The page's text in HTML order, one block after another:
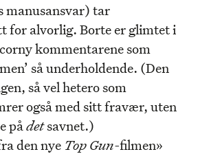
manusansvar) tar
for alvorlig. Borte er glimtet i
kommentarene som
så underholdende. (Den
så vel hetero som
også med sitt fravær, uten
pådetsavnet.)
den nye Top Gun-filmen»